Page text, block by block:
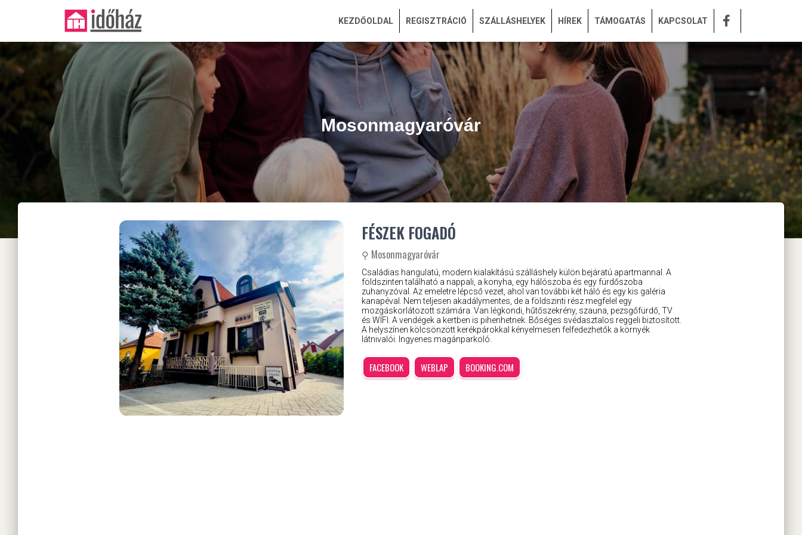
KEZDŐOLDAL REGISZTRÁCIÓ SZÁLLÁSHELYEK HÍREK TÁMOGATÁS KAPCSOLAT
Mosonmagyaróvár
FÉSZEK FOGADÓ
⚲ Mosonmagyaróvár
Családias hangulatú, modern kialakítású szálláshely külön bejáratú apartmannal. A
földszinten található a nappali, a konyha, egy hálószoba és egy fürdőszoba
zuhanyzóval. Az emeletre lépcső vezet, ahol van további két háló és egy kis galéria
kanapéval. Nem teljesen akadálymentes, de a földszinti rész megfelel egy
mozgáskorlátozott számára. Van légkondi, hűtőszekrény, szauna, pezsgőfürdő, TV
és WIFI. A vendégek a kertben is pihenhetnek. Bőséges svédasztalos reggeli biztosított.
A helyszínen kölcsönzött kerékpárokkal kényelmesen felfedezhetők a környék
látnivalói. Ingyenes magánparkoló.
FACEBOOK WEBLAP BOOKING.COM